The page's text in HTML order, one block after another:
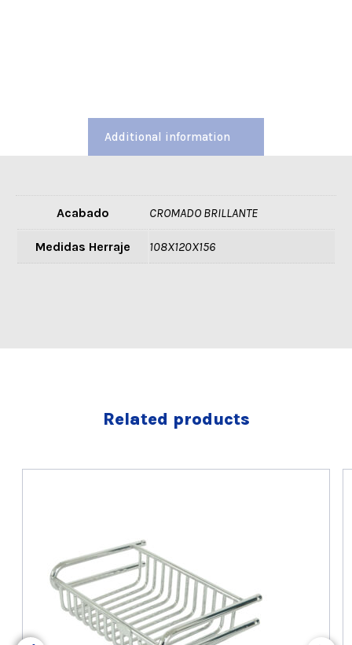
Additional information
Acabado CROMADO BRILLANTE
Medidas Herraje 108X120X156
Related products